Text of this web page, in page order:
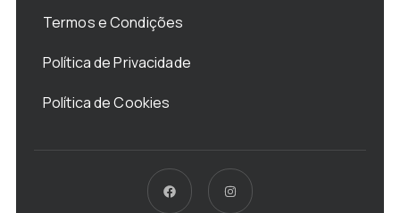
Termos e Condições
Política de Privacidade
Política de Cookies